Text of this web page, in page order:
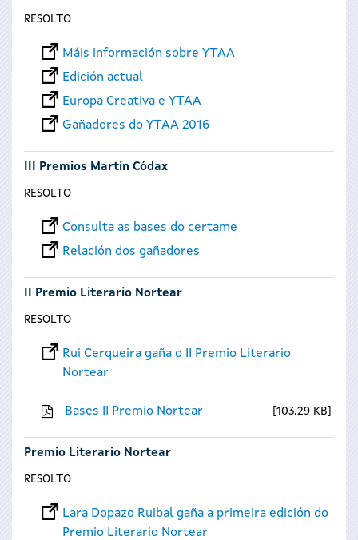
RESOLTO
Máis información sobre YTAA
Edición actual
Europa Creativa e YTAA
Gañadores do YTAA 2016
III Premios Martín Códax
RESOLTO
Consulta as bases do certame
Relación dos gañadores
II Premio Literario Nortear
RESOLTO
Rui Cerqueira gaña o II Premio Literario
Nortear
Bases II Premio Nortear 103.29 KB
Premio Literario Nortear
RESOLTO
Lara Dopazo Ruibal gaña a primeira edición do
Premio Literario Nortear